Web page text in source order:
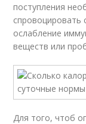
поступления
спровоцировать
ослабление
веществ или
Для того, чтоб